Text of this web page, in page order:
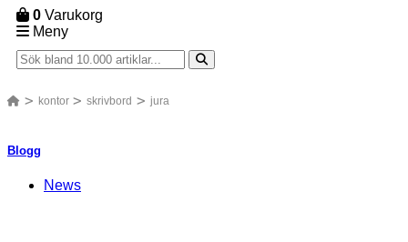
0 Varukorg
Meny
kontor skrivbord jura
Blogg
News